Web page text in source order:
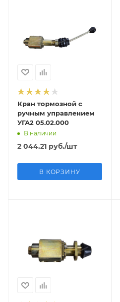
Кран тормозной с
ручным управлением
УГА2 05.02.000
В наличии
2 044.21 руб./шт
В КОРЗИНУ